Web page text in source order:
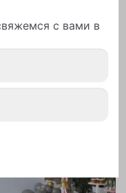
с вами в